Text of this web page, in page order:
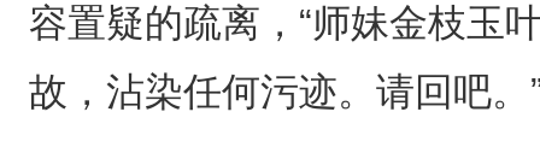
容置疑的疏离，“师妹金枝玉
故，沾染任何污迹。请回吧。